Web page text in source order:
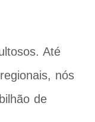
Até
nós
de